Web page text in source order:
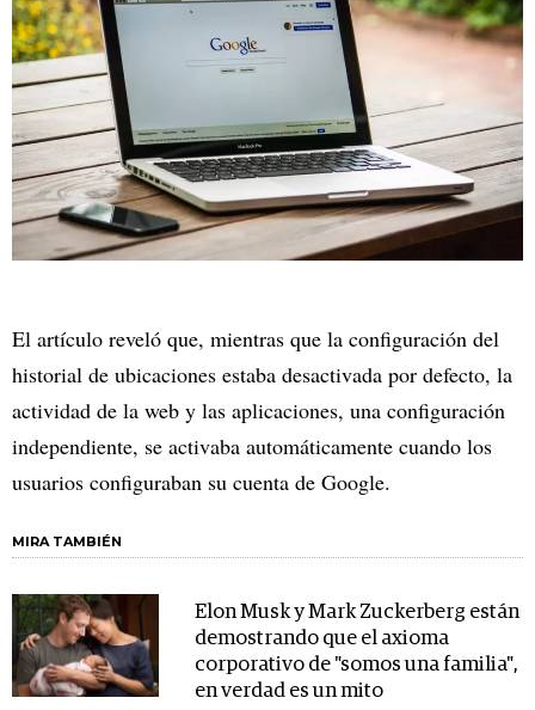
El artículo reveló que, mientras que la configuración del
historial de ubicaciones estaba desactivada por defecto, la
actividad de la web y las aplicaciones, una configuración
independiente, se activaba automáticamente cuando los
usuarios configuraban su cuenta de Google.
MIRA TAMBIÉN
Elon Musk y Mark Zuckerberg están
demostrando que el axioma
corporativo de "somos una familia",
en verdad es un mito